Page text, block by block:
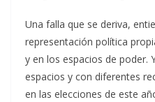
Una falla que se deriva,
representación política
y en los espacios de poder.
espacios y con diferentes
en las elecciones de este